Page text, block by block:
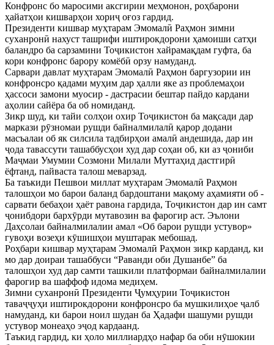
Конфронс бо маросими аксгирии меҳмонон, роҳбарони
ҳайатҳои кишварҳои хориҷ оғоз гардид.
Президенти кишвар муҳтарам Эмомалӣ Раҳмон зимни
суханронӣ нахуст ташрифи иштирокдорони ҳамоиши сатҳи
баландро ба сарзамини Тоҷикистон хайрамақдам гуфта, ба
кори конфронс барору комёбӣ орзу намуданд.
Сарвари давлат муҳтарам Эмомалӣ Раҳмон баргузории ин
конфронсро қадами муҳим дар ҳалли яке аз проблемаҳои
ҳассоси замони муосир - дастрасии бештар пайдо кардани
аҳолии сайёра ба об номиданд.
Зикр шуд, ки тайи солҳои охир Тоҷикистон ба мақсади дар
маркази рӯзномаи рушди байналмилалӣ қарор додани
масъалаи об як силсила тадбирҳои амалӣ андешида, дар ин
ҷода тавассути ташаббусҳои худ дар соҳаи об, ки аз ҷониби
Маҷмаи Умумии Созмони Милали Муттаҳид дастгирӣ
ёфтанд, пайваста талош меварзад.
Ба таъкиди Пешвои миллат муҳтарам Эмомалӣ Раҳмон
талошҳои мо барои баланд бардоштани мақому аҳамияти об -
сарвати бебаҳои ҳаёт равона гардида, Тоҷикистон дар ин самт
ҷонибдори бархӯрди мутавозин ва фарогир аст. Эълони
Даҳсолаи байналмилалии амал «Об барои рушди устувор»
гувоҳи возеҳи кӯшишҳои муштарак мебошад.
Роҳбари кишвар муҳтарам Эмомалӣ Раҳмон зикр карданд, ки
мо дар доираи ташаббуси “Раванди оби Душанбе” ба
талошҳои худ дар самти ташкили платформаи байналмилалии
фарогир ва шаффоф идома медиҳем.
Зимни суханронӣ Президенти Ҷумҳурии Тоҷикистон
таваҷҷуҳи иштирокдорони конфронсро ба мушкилиҳое ҷалб
намуданд, ки барои ноил шудан ба Ҳадафи шашуми рушди
устувор монеаҳо эҷод кардаанд.
Таъкид гардид, ки ҳоло миллиардҳо нафар ба оби нӯшокии